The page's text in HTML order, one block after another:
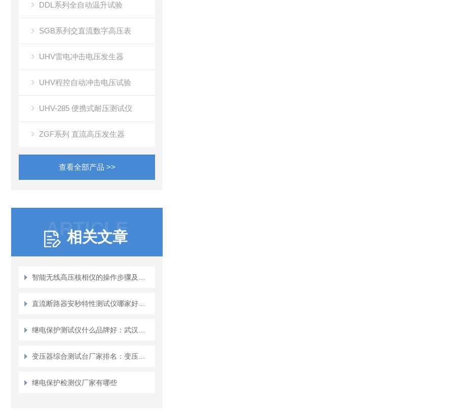
DDL系列全自动温升试验
SGB系列交直流数字高压表
UHV雷电冲击电压发生器
UHV程控自动冲击电压试验
UHV-285 便携式耐压测试仪
ZGF系列 直流高压发生器
查看全部产品 >>
ARTICLE
相关文章
继电保护检测仪厂家有哪些